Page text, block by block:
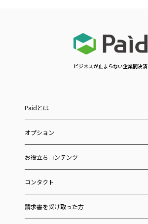
ビジネスが止まらない企業間決済
Paidとは
オプション
お役立ちコンテンツ
コンタクト
請求書を受け取った方